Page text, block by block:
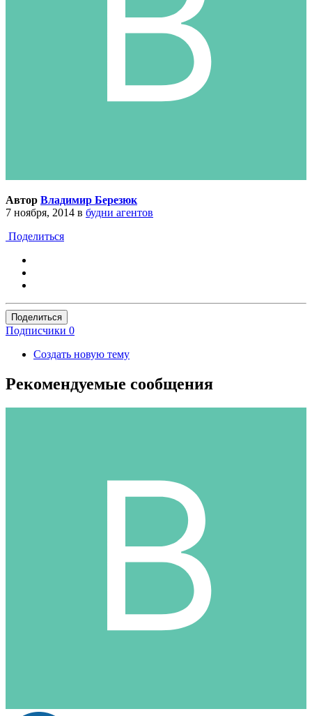
Автор Владимир Березюк
7 ноября, 2014 в будни агентов
Поделиться
Поделиться
Подписчики 0
Создать новую тему
Рекомендуемые сообщения